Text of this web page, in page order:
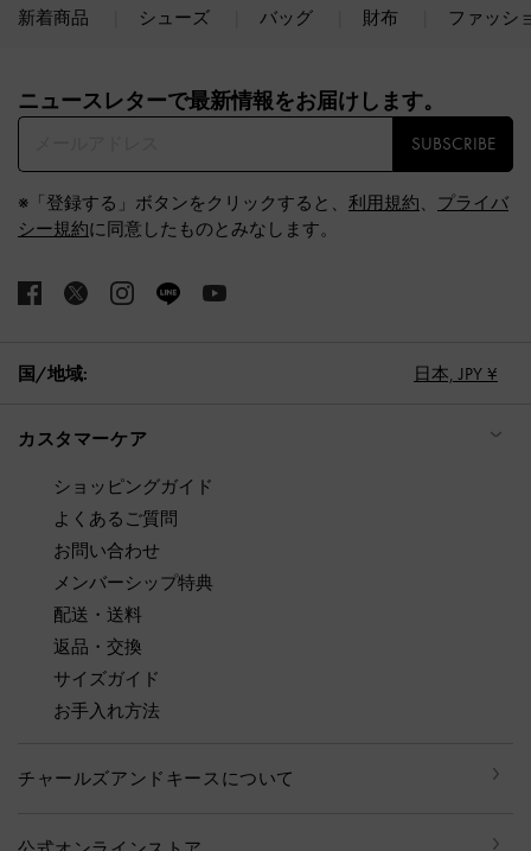
新着商品 シューズ バッグ 財布 ファッシ
ニュースレターで最新情報をお届けします。​
SUBSCRIBE
※「登録する」ボタンをクリックすると、 利用規約、 プライバ
シー規約に同意したものとみなします。
国/地域: 日本, JPY ¥
カスタマーケア
ショッピングガイド
よくあるご質問
お問い合わせ
メンバーシップ特典
配送・送料
返品・交換
サイズガイド
お手入れ方法
チャールズアンドキースについて